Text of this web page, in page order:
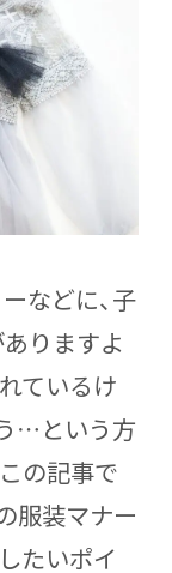
などに、子
りますよ
ているけ
…という方
の記事で
服装マナー
たいポイ